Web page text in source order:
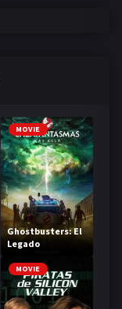
MOVIE
Ghostbusters: El
Legado
MOVIE